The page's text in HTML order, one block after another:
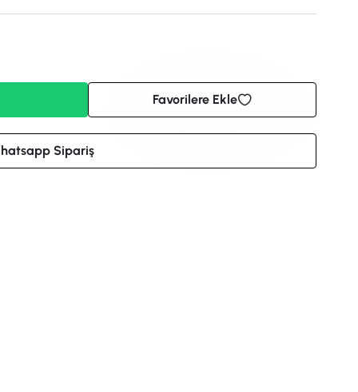
Favorilere Ekle
Sipariş